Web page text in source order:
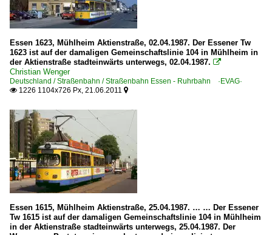
Essen 1623, Mühlheim Aktienstraße, 02.04.1987. Der Essener Tw
1623 ist auf der damaligen Gemeinschaftslinie 104 in Mühlheim in
der Aktienstraße stadteinwärts unterwegs, 02.04.1987. 
Christian Wenger
Deutschland / Straßenbahn / Straßenbahn Essen - Ruhrbahn ·EVAG·
 1226 1104x726 Px, 21.06.2011 
Essen 1615, Mühlheim Aktienstraße, 25.04.1987. … … Der Essener
Tw 1615 ist auf der damaligen Gemeinschaftslinie 104 in Mühlheim
in der Aktienstraße stadteinwärts unterwegs, 25.04.1987. Der